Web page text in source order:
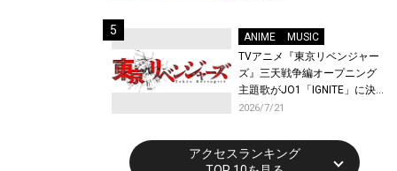
ANIME
MUSIC
TVアニメ『東京リベンジャー
ズ』三天戦争編オープニング
主題歌がJO1「IGNITE」に決
定！メンバー全員から喜びと
トが到着！9月に東京・大阪で
先行上映会を開催！
2026/7/21
アクセスランキング